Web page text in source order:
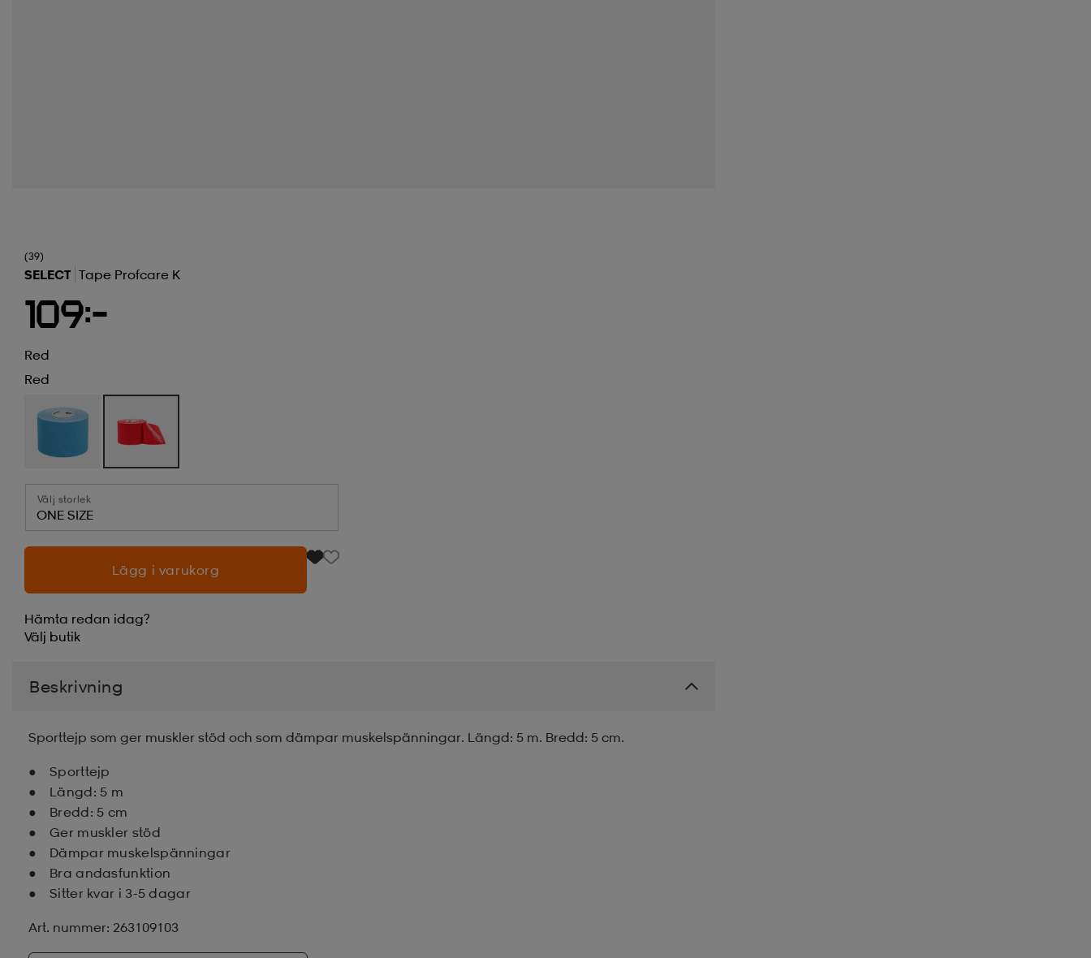
(39)
SELECT Tape Profcare K
109:-
Red
Red
Välj storlek
ONE SIZE
Lägg i varukorg
Hämta redan idag?
Välj butik
Beskrivning
Sporttejp som ger muskler stöd och som dämpar muskelspänningar. Längd: 5 m. Bredd: 5 cm.
Sporttejp
Längd: 5 m
Bredd: 5 cm
Ger muskler stöd
Dämpar muskelspänningar
Bra andasfunktion
Sitter kvar i 3-5 dagar
Art. nummer: 263109103